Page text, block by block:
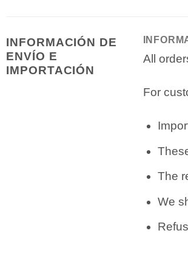
INFORMACIÓN DE
ENVÍO E
IMPORTACIÓN
All
For
The
We